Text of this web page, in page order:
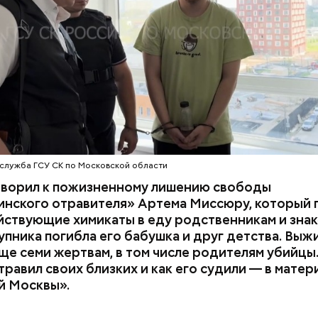
ГСУ СК по Московской области
к пожизненному лишению свободы
отравителя» Артема Миссюру, который
химикаты в еду родственникам и
погибла его бабушка и друг детства.
семи жертвам, в том числе родителям
своих близких и как его судили — в
Москвы».
квартиры пострадавших.